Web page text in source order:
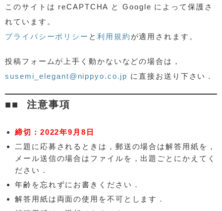
このサイトは reCAPTCHA と Google によって保護さ
れています。
プライバシーポリシー と 利用規約 が適用されます。
投稿フォームが上手く動かないなどの場合は，
susemi_elegant@nippyo.co.jp に直接お送り下さい．
注意事項
締切：2022年9月8日
二題に応募されるときは，郵送の場合は解答用紙を，
メール送信の場合はファイルを，出題ごとにかえてく
ださい．
年齢を忘れずにお書きください．
解答用紙は両面の使用を不可とします．